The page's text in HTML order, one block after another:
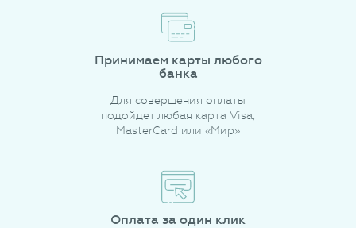
Принимаем карты любого
банка
Для совершения оплаты
подойдет любая карта Visa,
MasterCard или «Мир»
Оплата за один клик